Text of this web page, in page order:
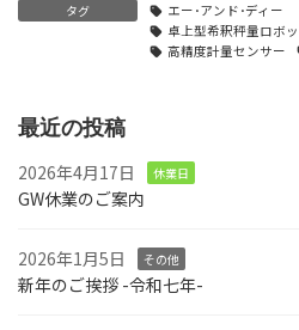
タグ
エー･アンド･ディー
卓上型希釈秤量ロボ
高精度計量センサー
最近の投稿
2026年4月17日
休業日
GW休業のご案内
2026年1月5日 その他
新年のご挨拶 -令和七年-